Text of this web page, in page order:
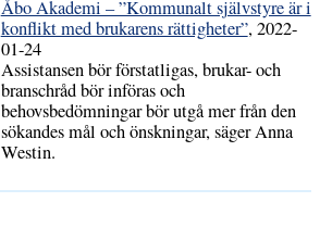
Åbo Akademi – ”Kommunalt självstyre är i
konflikt med brukarens rättigheter”, 2022-
01-24
Assistansen bör förstatligas, brukar- och
branschråd bör införas och
behovsbedömningar bör utgå mer från den
sökandes mål och önskningar, säger Anna
Westin.